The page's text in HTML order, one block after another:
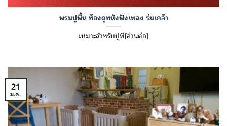
พรมปูพื้น ห้องดูหนังฟังเพลง ร่มเกล้า
เหมาะสำหรับปูพื[อ่านต่อ]
21
ม.ค.